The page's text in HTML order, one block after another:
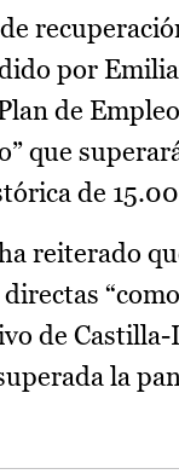
por
de
que
de
reiterado
de Castilla-
la